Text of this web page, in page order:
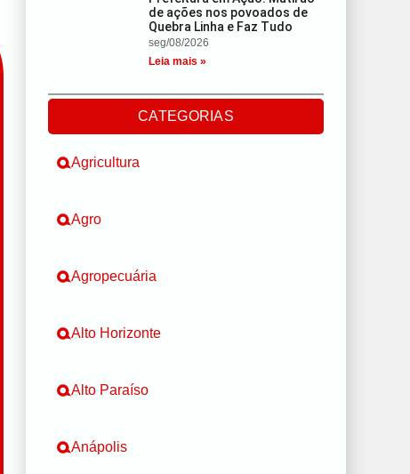
de ações nos povoados de
Quebra Linha e Faz Tudo
seg/08/2026
Leia mais »
CATEGORIAS
Agricultura
Agro
Agropecuária
Alto Horizonte
Alto Paraíso
Anápolis